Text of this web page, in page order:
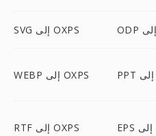
SVG إلى OXPS
WEBP إلى OXPS
RTF إلى OXPS